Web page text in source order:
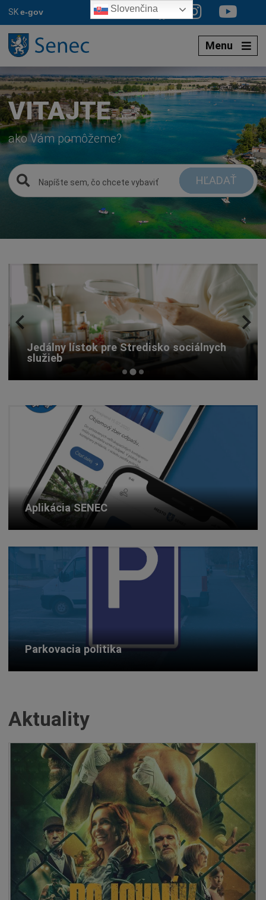
SKe-gov
Menu
VITAJTE
ako Vám pomôžeme?
HĽADAŤ
Jedálny lístok pre Stredisko sociálnych
služieb
Aplikácia SENEC
Parkovacia politika
Aktuality
Slovenčina